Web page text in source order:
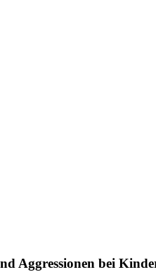
Aggressionen bei